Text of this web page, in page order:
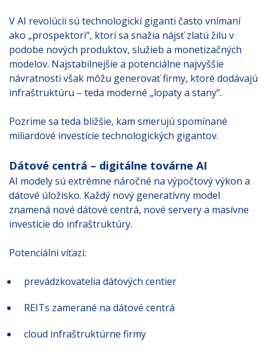
V AI revolúcii sú technologickí giganti často vnímaní
ako „prospektori“, ktorí sa snažia nájsť zlatú žilu v
podobe nových produktov, služieb a monetizačných
modelov. Najstabilnejšie a potenciálne najvyššie
návratnosti však môžu generovať firmy, ktoré dodávajú
infraštruktúru – teda moderné „lopaty a stany“.
Pozrime sa teda bližšie, kam smerujú spomínané
miliardové investície technologických gigantov.
Dátové centrá – digitálne továrne AI
AI modely sú extrémne náročné na výpočtový výkon a
dátové úložisko. Každý nový generatívny model
znamená nové dátové centrá, nové servery a masívne
investície do infraštruktúry.
Potenciálni víťazi:
prevádzkovatelia dátových centier
REITs zamerané na dátové centrá
cloud infraštruktúrne firmy